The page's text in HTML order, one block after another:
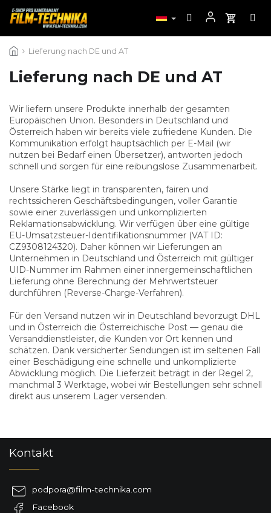
Inhalt Lieferung nach DE und AT
Lieferung nach DE und AT
Wir liefern unsere Produkte innerhalb der gesamten
Europäischen Union. Besonders in Deutschland und
Österreich haben wir bereits viele zufriedene Kunden. Die
Kommunikation erfolgt hauptsächlich per E-Mail (wir
nutzen bei Bedarf einen Übersetzer), antworten jedoch
schnell und sorgen für eine reibungslose Zusammenarbeit.
Unsere Stärke liegt in transparenten, fairen und
rechtssicheren Geschäftsbedingungen, voller Garantie
sowie einer zuverlässigen und unkomplizierten
Reklamationsabwicklung. Wir verfügen über eine gültige
EU-Umsatzsteuer-Identifikationsnummer (VAT ID:
CZ9308124320). Daher können wir Lieferungen an
Unternehmen in Deutschland und Österreich mit gültiger
UID-Nummer im Rahmen einer innergemeinschaftlichen
Lieferung ohne Berechnung der Mehrwertsteuer
durchführen (Reverse-Charge-Verfahren).
Für den Versand nutzen wir in Deutschland bevorzugt DHL
und in Österreich die Österreichische Post — genau die
Versanddienstleister, die Kunden vor Ort kennen und
schätzen. Dank versicherter Sendungen ist im seltenen Fall
einer Beschädigung eine schnelle und unkomplizierte
Abwicklung möglich. Die Lieferzeit beträgt in der Regel 2,
manchmal 3 Werktage, wobei wir Bestellungen sehr schnell
direkt aus unserem Lager versenden.
Kontakt
podpora@film-technika.com
Facebook